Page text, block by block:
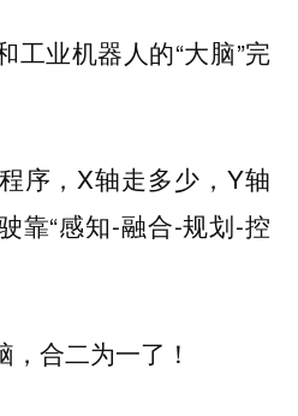
工业机器人的“大脑”完
序，X轴走多少，Y轴
靠“感知-融合-规划-控
合二为一了！